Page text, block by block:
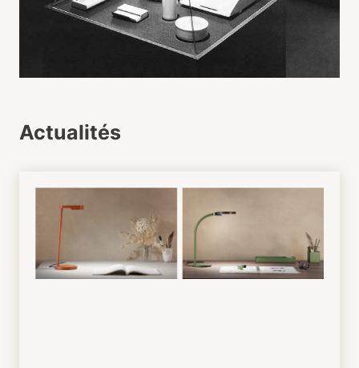
Actualités